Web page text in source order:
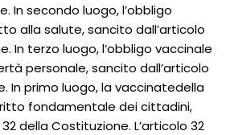
In secondo luogo, l’obbligo
alla salute, sancito dall’articolo
In terzo luogo, l’obbligo vaccinale
personale, sancito dall’articolo
In primo luogo, la vaccinatedella
fondamentale dei cittadini,
della Costituzione. L’articolo 32